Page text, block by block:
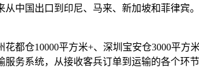
从中国出口到印尼、马来、新加坡和菲律
都仓10000平方米+、深圳宝安仓3000平方
服务系统，从接收客兵订单到运输的各个